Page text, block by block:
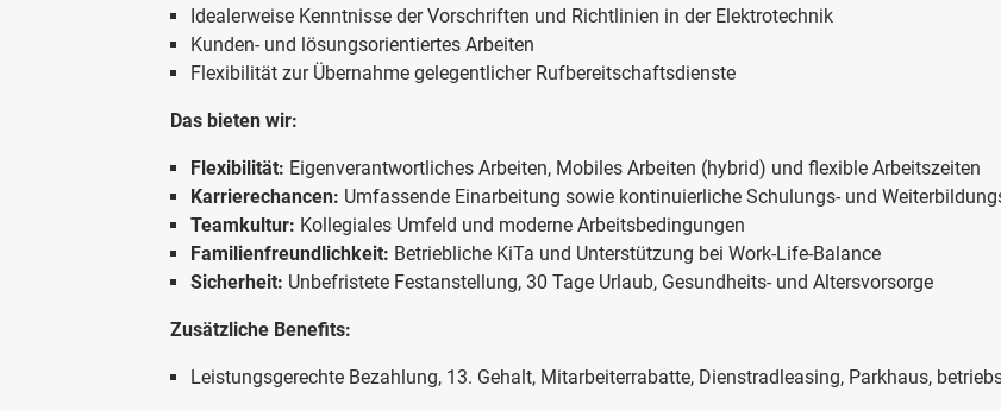
Idealerweise Kenntnisse der Vorschriften und Richtlinien in der Elektrotechnik
Kunden- und lösungsorientiertes Arbeiten
Flexibilität zur Übernahme gelegentlicher Rufbereitschaftsdienste
Das bieten wir:
Flexibilität: Eigenverantwortliches Arbeiten, Mobiles Arbeiten (hybrid) und flexible Arbeitszeiten
Karrierechancen: Umfassende Einarbeitung sowie kontinuierliche Schulungs- und
Teamkultur: Kollegiales Umfeld und moderne Arbeitsbedingungen
Familienfreundlichkeit: Betriebliche KiTa und Unterstützung bei Work-Life-Balance
Sicherheit: Unbefristete Festanstellung, 30 Tage Urlaub, Gesundheits- und Altersvorsorge
Zusätzliche Benefits:
Leistungsgerechte Bezahlung, 13. Gehalt, Mitarbeiterrabatte, Dienstradleasing, Parkhaus,